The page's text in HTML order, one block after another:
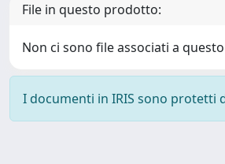
File in questo prodotto:
Non ci sono file associati a
I documenti in IRIS sono protetti